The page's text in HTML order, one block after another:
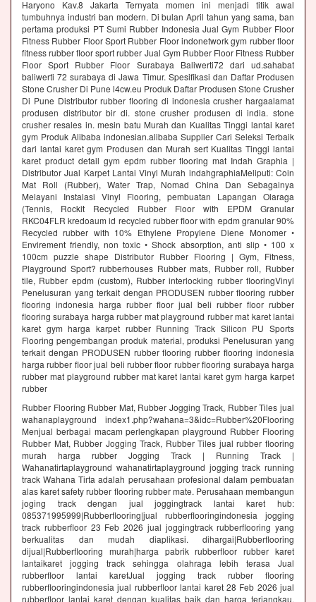
Haryono Kav.8 Jakarta Ternyata momen ini menjadi titik awal
tumbuhnya industri ban modern. Di bulan April tahun yang sama, ban
pertama produksi PT Sumi Rubber Indonesia Jual Gym Rubber Floor
Fitness Rubber Floor Sport Rubber Floor indonetwork gym rubber floor
fitness rubber floor sport rubber Jual Gym Rubber Floor Fitness Rubber
Floor Sport Rubber Floor Surabaya Baliwerti72 dari ud.sahabat
baliwerti 72 surabaya di Jawa Timur. Spesifikasi dan Daftar Produsen
Stone Crusher Di Pune l4cw.eu Produk Daftar Produsen Stone Crusher
Di Pune Distributor rubber flooring di indonesia crusher hargaalamat
produsen distributor bir di. stone crusher produsen di india. stone
crusher resales in. mesin batu Murah dan Kualitas Tinggi lantai karet
gym Produk Alibaba indonesian.alibaba Supplier Cari Seleksi Terbaik
dari lantai karet gym Produsen dan Murah sert Kualitas Tinggi lantai
karet product detail gym epdm rubber flooring mat Indah Graphia |
Distributor Jual Karpet Lantai Vinyl Murah indahgraphiaMeliputi: Coin
Mat Roll (Rubber), Water Trap, Nomad China Dan Sebagainya
Melayani Instalasi Vinyl Flooring, pembuatan Lapangan Olaraga
(Tennis, Rockit Recycled Rubber Floor with EPDM Granular
RKC04FLR kredoaum id recycled rubber floor with epdm granular 90%
Recycled rubber with 10% Ethylene Propylene Diene Monomer •
Envirement friendly, non toxic • Shock absorption, anti slip • 100 x
100cm puzzle shape Distributor Rubber Flooring | Gym, Fitness,
Playground Sport? rubberhouses Rubber mats, Rubber roll, Rubber
tile, Rubber epdm (custom), Rubber interlocking rubber flooringVinyl
Penelusuran yang terkait dengan PRODUSEN rubber flooring rubber
flooring indonesia harga rubber floor jual beli rubber floor rubber
flooring surabaya harga rubber mat playground rubber mat karet lantai
karet gym harga karpet rubber Running Track Silicon PU Sports
Flooring pengembangan produk material, produksi Penelusuran yang
terkait dengan PRODUSEN rubber flooring rubber flooring indonesia
harga rubber floor jual beli rubber floor rubber flooring surabaya harga
rubber mat playground rubber mat karet lantai karet gym harga karpet
rubber
Rubber Flooring Rubber Mat, Rubber Jogging Track, Rubber Tiles jual
wahanaplayground index1.php?wahana=3&idc=Rubber%20Flooring
Menjual berbagai macam perlengkapan playground Rubber Flooring
Rubber Mat, Rubber Jogging Track, Rubber Tiles jual rubber flooring
murah harga rubber Jogging Track | Running Track |
Wahanatirtaplayground wahanatirtaplayground jogging track running
track Wahana Tirta adalah perusahaan profesional dalam pembuatan
alas karet safety rubber flooring rubber mate. Perusahaan membangun
joging track dengan jual joggingtrack lantai karet hub:
085371995999|Rubberflooring|jual rubberflooringindonesia jogging
track rubberfloor 23 Feb 2026 jual joggingtrack rubberflooring yang
berkualitas dan mudah diaplikasi. dihargai|Rubberflooring
dijual|Rubberflooring murah|harga pabrik rubberfloor rubber karet
lantaikaret jogging track sehingga olahraga lebih terasa Jual
rubberfloor lantai karetJual jogging track rubber flooring
rubberflooringindonesia jual rubberfloor lantai karet 28 Feb 2026 jual
rubberfloor lantai karet dengan kualitas baik dan harga terjangkau,